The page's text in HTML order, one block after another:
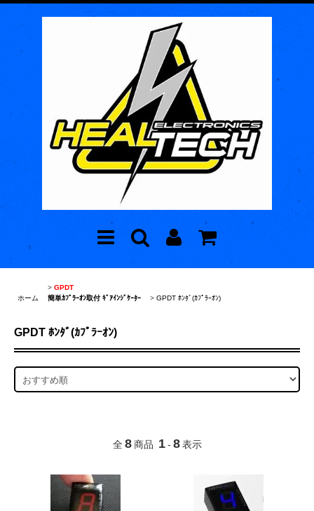
ホーム
> GPDT
簡単ｶﾌﾟﾗｰｵﾝ取付 ｷﾞｱｲﾝｼﾞｹｰﾀｰ
> GPDT ﾎﾝﾀﾞ(ｶﾌﾟﾗｰｵﾝ)
GPDT ﾎﾝﾀﾞ(ｶﾌﾟﾗｰｵﾝ)
全 8 商品 1 - 8 表示